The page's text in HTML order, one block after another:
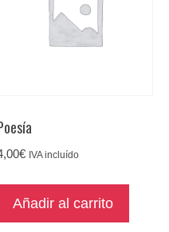
€ IVA incluído
Añadir al carrito